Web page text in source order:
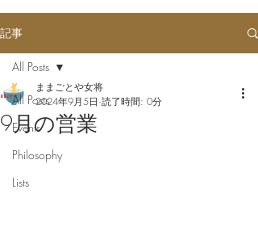
記事
All Posts
Events
Philosophy
Lists
All Posts
9月の営業
ままごとや女将
2024年9月5日 読了時間: 0分